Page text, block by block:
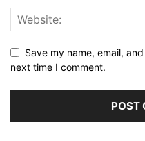
Save my name, email,
next time I comment.